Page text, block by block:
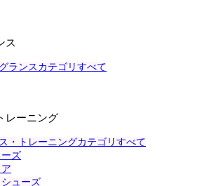
ス
ランスカテゴリすべて
レーニング
・トレーニングカテゴリすべて
ズ
ューズ